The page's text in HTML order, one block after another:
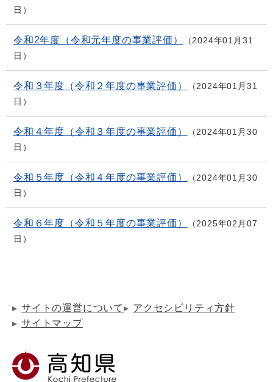
日
令和2年度（令和元年度の事業評価）
2024年01月31
日
令和３年度（令和２年度の事業評価）
2024年01月31
日
令和４年度（令和３年度の事業評価）
2024年01月30
日
令和５年度（令和４年度の事業評価）
2024年01月30
日
令和６年度（令和５年度の事業評価）
2025年02月07
日
サイトの運営について
アクセシビリティ方針
サイトマップ